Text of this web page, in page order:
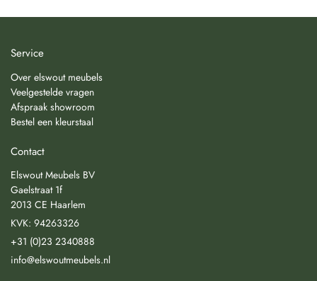
Service
Over elswout meubels
Veelgestelde vragen
Afspraak showroom
Bestel een kleurstaal
Contact
Elswout Meubels BV
Gaelstraat 1f
2013 CE Haarlem
KVK: 94263326
+31 (0)23 2340888
info@elswoutmeubels.nl